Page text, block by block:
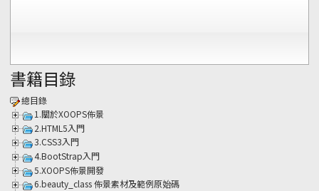
書籍目錄
總目錄
1.關於XOOPS佈景
2.HTML5入門
3.CSS3入門
4.BootStrap入門
5.XOOPS佈景開發
6.beauty_class 佈景素材及範例原始碼